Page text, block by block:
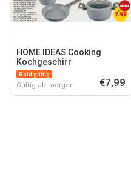
HOME IDEAS Cooking
Kochgeschirr
Bald gültig
Gültig ab morgen €7,99